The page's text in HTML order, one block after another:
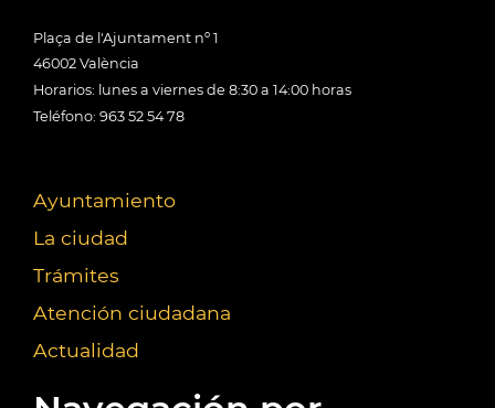
Plaça de l'Ajuntament nº 1
46002 València
Horarios: lunes a viernes de 8:30 a 14:00 horas
Teléfono: 963 52 54 78
Ayuntamiento
La ciudad
Trámites
Atención ciudadana
Actualidad